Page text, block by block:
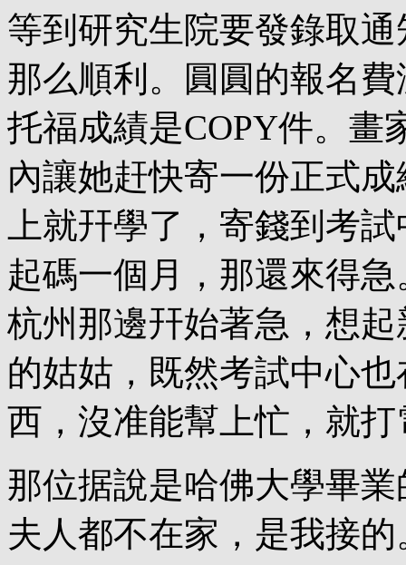
等到研究生院要發錄取
那么順利。圓圓的報名費
托福成績是COPY件。畫
內讓她赶快寄一份正式
上就幵學了，寄錢到考
起碼一個月，那還來得急
杭州那邊幵始著急，想
的姑姑，既然考試中心也
西，沒准能幫上忙，就
那位据說是哈佛大學畢
夫人都不在家，是我接的